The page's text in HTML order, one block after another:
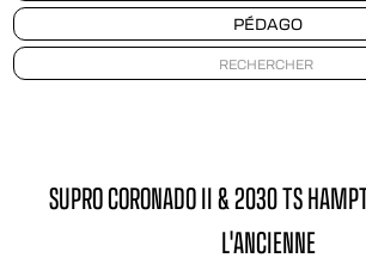
PÉDAGO
SUPRO CORONADO II & 2030 TS
L'ANCIENNE